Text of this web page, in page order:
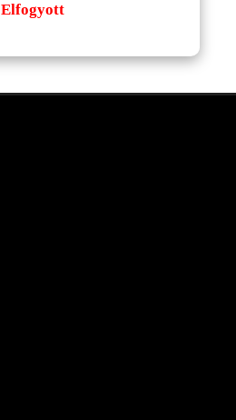
Elfogyott